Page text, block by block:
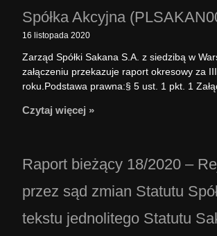
Spółka Akcyjna
16 listopada 2020
Zarząd Spółki Sakana S.A. z siedzibą w
załączeniu przekazuje raport okresowy za
roku.Podstawa prawna:§ 5 ust. 1 pkt. 1
Czytaj więcej »
Raport bieżący 18/2020 –
przez sąd zmian Statutu
tekstu jednolitego Statutu